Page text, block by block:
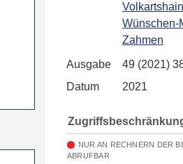
Wünschen-
Zahmen
Ausgabe
49 (2021)
Datum
2021
NUR AN RECHNERN DER
ABRUFBAR